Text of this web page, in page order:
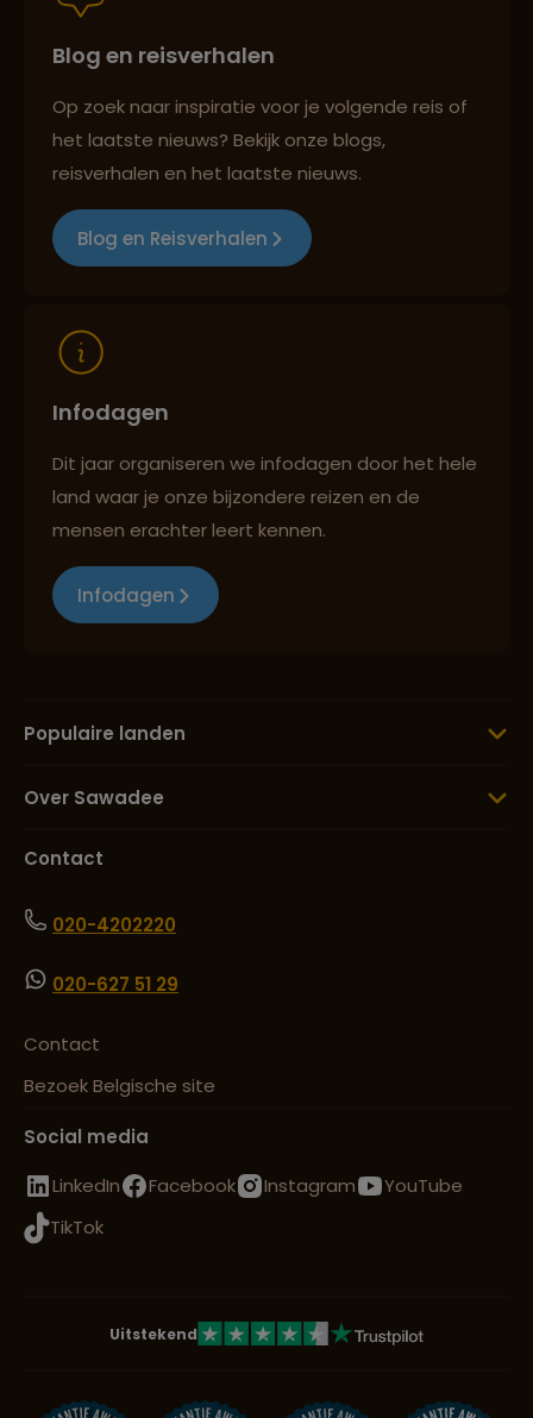
Best beoordeelde reisroutes
Reizen met oog voor mens, cultuur en milieu
Blog en reisverhalen
Op zoek naar inspiratie voor je volgende reis of
het laatste nieuws? Bekijk onze blogs,
reisverhalen en het laatste nieuws.
Blog en Reisverhalen
Infodagen
Dit jaar organiseren we infodagen door het hele
land waar je onze bijzondere reizen en de
mensen erachter leert kennen.
Infodagen
Populaire landen
Over Sawadee
Contact
020-4202220
020-627 51 29
Contact
Bezoek Belgische site
Social media
LinkedIn
Facebook Instagram
YouTube
TikTok
Uitstekend